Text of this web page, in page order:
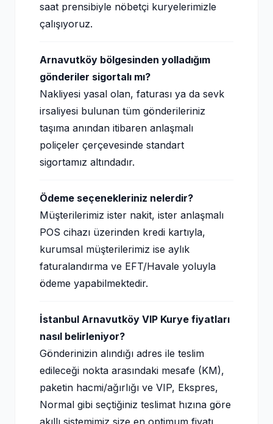
saat prensibiyle nöbetçi kuryelerimizle
çalışıyoruz.
Arnavutköy bölgesinden yolladığım
gönderiler sigortalı mı?
Nakliyesi yasal olan, faturası ya da sevk
irsaliyesi bulunan tüm gönderileriniz
taşıma anından itibaren anlaşmalı
poliçeler çerçevesinde standart
sigortamız altındadır.
Ödeme seçenekleriniz nelerdir?
Müşterilerimiz ister nakit, ister anlaşmalı
POS cihazı üzerinden kredi kartıyla,
kurumsal müşterilerimiz ise aylık
faturalandırma ve EFT/Havale yoluyla
ödeme yapabilmektedir.
İstanbul Arnavutköy VIP Kurye fiyatları
nasıl belirleniyor?
Gönderinizin alındığı adres ile teslim
edileceği nokta arasındaki mesafe (KM),
paketin hacmi/ağırlığı ve VIP, Ekspres,
Normal gibi seçtiğiniz teslimat hızına göre
akıllı sistemimiz size en optimum fiyatı